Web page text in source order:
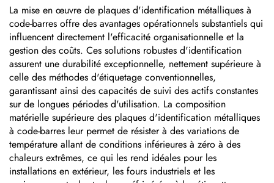
plaque d'identité avec
logo
La mise en œuvre de plaques d'identification métalliques à
code-barres offre des avantages opérationnels substantiels qui
influencent directement l'efficacité organisationnelle et la
gestion des coûts. Ces solutions robustes d'identification
assurent une durabilité exceptionnelle, nettement supérieure à
celle des méthodes d'étiquetage conventionnelles,
garantissant ainsi des capacités de suivi des actifs constantes
sur de longues périodes d'utilisation. La composition
matérielle supérieure des plaques d'identification métalliques
à code-barres leur permet de résister à des variations de
température allant de conditions inférieures à zéro à des
chaleurs extrêmes, ce qui les rend idéales pour les
installations en extérieur, les fours industriels et les